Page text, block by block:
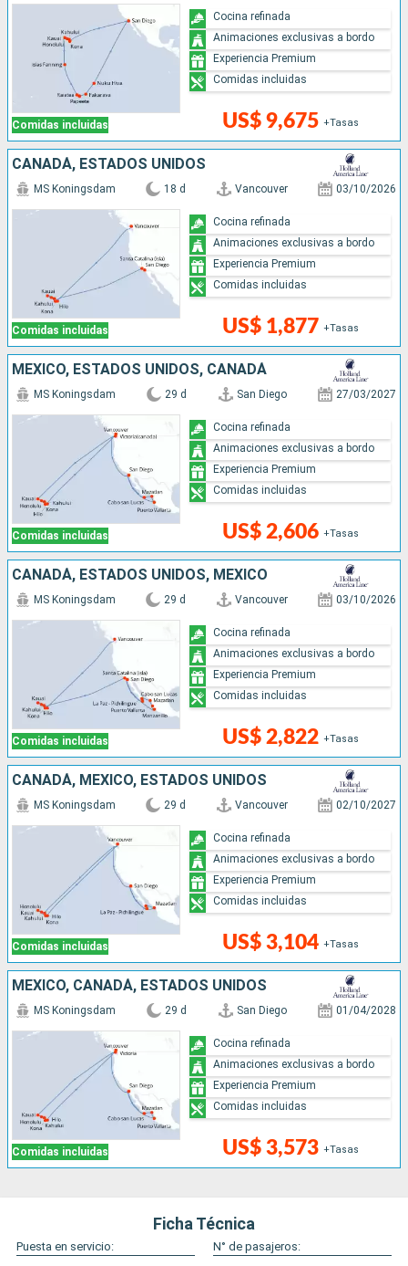
Comidas incluidas US$ 9,675 +Tasas
Cocina refinada
Animaciones exclusivas a bordo
Experiencia Premium
Comidas incluidas
CANADÁ, ESTADOS UNIDOS
Comidas incluidas
MS Koningsdam 18 d Vancouver 03/10/2026
US$ 1,877 +Tasas
Cocina refinada
Animaciones exclusivas a bordo
Experiencia Premium
Comidas incluidas
MÉXICO, ESTADOS UNIDOS, CANADÁ
Comidas incluidas
MS Koningsdam 29 d San Diego 27/03/2027
US$ 2,606 +Tasas
Cocina refinada
Animaciones exclusivas a bordo
Experiencia Premium
Comidas incluidas
CANADÁ, ESTADOS UNIDOS, MÉXICO
Comidas incluidas
MS Koningsdam 29 d Vancouver 03/10/2026
US$ 2,822 +Tasas
Cocina refinada
Animaciones exclusivas a bordo
Experiencia Premium
Comidas incluidas
CANADÁ, MÉXICO, ESTADOS UNIDOS
Comidas incluidas
MS Koningsdam 29 d Vancouver 02/10/2027
US$ 3,104 +Tasas
Cocina refinada
Animaciones exclusivas a bordo
Experiencia Premium
Comidas incluidas
MÉXICO, CANADÁ, ESTADOS UNIDOS
Comidas incluidas
MS Koningsdam 29 d San Diego 01/04/2028
US$ 3,573 +Tasas
Cocina refinada
Animaciones exclusivas a bordo
Experiencia Premium
Comidas incluidas
Ficha Técnica
Puesta en servicio:
N° de pasajeros: